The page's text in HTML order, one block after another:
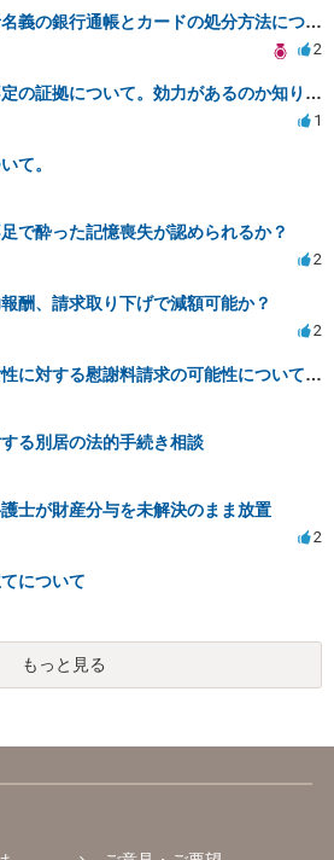
離婚後の元配偶者名義の銀行通帳とカードの処分方法について
2
慰謝料請求時の不定の証拠について。効力があるのか知りたい。
1
て。
で酔った記憶喪失が認められるか？
2
酬、請求取り下げで減額可能か？
2
夫の不貞と同居女性に対する慰謝料請求の可能性について相談
る別居の法的手続き相談
士が財産分与を未解決のまま放置
2
について
もっと見る